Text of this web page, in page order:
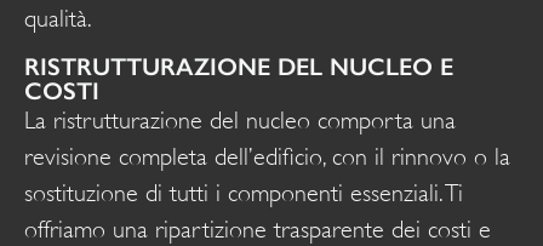
qualità.
RISTRUTTURAZIONE DEL NUCLEO E
COSTI
La ristrutturazione del nucleo comporta una
revisione completa dell’edificio, con il rinnovo o la
sostituzione di tutti i componenti essenziali. Ti
offriamo una ripartizione trasparente dei costi e